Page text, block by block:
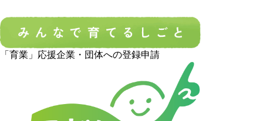
「育業」応援企業・団体への登録申請